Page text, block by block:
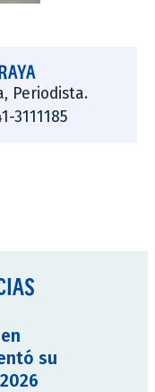
Periodista.
3111185
su